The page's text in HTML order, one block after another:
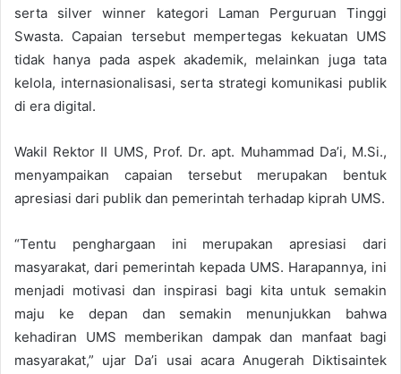
serta silver winner kategori Laman Perguruan Tinggi
Swasta. Capaian tersebut mempertegas kekuatan UMS
tidak hanya pada aspek akademik, melainkan juga tata
kelola, internasionalisasi, serta strategi komunikasi publik
di era digital.
Wakil Rektor II UMS, Prof. Dr. apt. Muhammad Da’i, M.Si.,
menyampaikan capaian tersebut merupakan bentuk
apresiasi dari publik dan pemerintah terhadap kiprah UMS.
“Tentu penghargaan ini merupakan apresiasi dari
masyarakat, dari pemerintah kepada UMS. Harapannya, ini
menjadi motivasi dan inspirasi bagi kita untuk semakin
maju ke depan dan semakin menunjukkan bahwa
kehadiran UMS memberikan dampak dan manfaat bagi
masyarakat,” ujar Da’i usai acara Anugerah Diktisaintek